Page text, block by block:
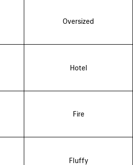
Oversized
Hotel
Fire
Fluffy